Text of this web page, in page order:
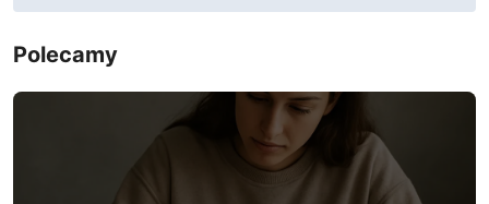
a
c
j
Polecamy